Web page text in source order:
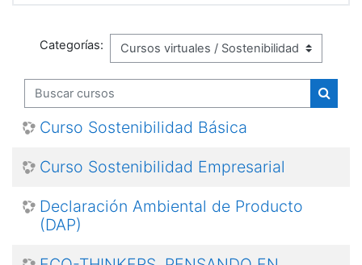
Categorías:
Buscar cursos
Curso Sostenibilidad Básica
Curso Sostenibilidad Empresarial
Declaración Ambiental de Producto
(DAP)